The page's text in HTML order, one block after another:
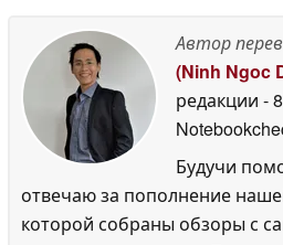
Автор
(Ninh Ngoc
редакции -
Будучи
отвечаю за пополнение
которой собраны обзоры с